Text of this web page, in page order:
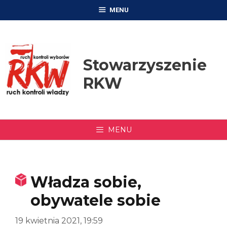
MENU
Stowarzyszenie
RKW
MENU
Władza sobie,
obywatele sobie
19 kwietnia 2021, 19:59